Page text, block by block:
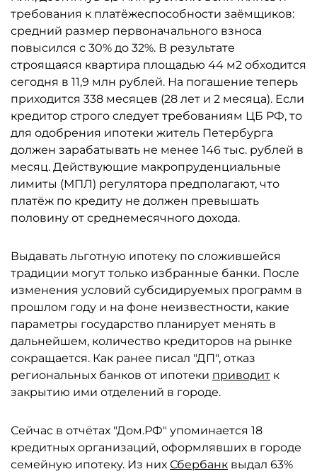
требования к платёжеспособности заёмщиков:
средний размер первоначального взноса
повысился с 30% до 32%. В результате
строящаяся квартира площадью 44 м2 обходится
сегодня в 11,9 млн рублей. На погашение теперь
приходится 338 месяцев (28 лет и 2 месяца). Если
кредитор строго следует требованиям ЦБ РФ, то
для одобрения ипотеки житель Петербурга
должен зарабатывать не менее 146 тыс. рублей в
месяц. Действующие макропруденциальные
лимиты (МПЛ) регулятора предполагают, что
платёж по кредиту не должен превышать
половину от среднемесячного дохода.
Выдавать льготную ипотеку по сложившейся
традиции могут только избранные банки. После
изменения условий субсидируемых программ в
прошлом году и на фоне неизвестности, какие
параметры государство планирует менять в
дальнейшем, количество кредиторов на рынке
сокращается. Как ранее писал "ДП", отказ
региональных банков от ипотеки приводит к
закрытию ими отделений в городе.
Сейчас в отчётах "Дом.РФ" упоминается 18
кредитных организаций, оформлявших в городе
семейную ипотеку. Из них Сбербанк выдал 63%